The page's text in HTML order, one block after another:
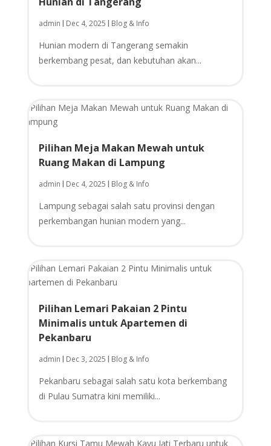
admin Dec 4, 2025 Blog & Info
Hunian modern di Tangerang semakin
berkembang pesat, dan kebutuhan akan...
Pilihan Meja Makan Mewah untuk
Ruang Makan di Lampung
admin Dec 4, 2025 Blog & Info
Lampung sebagai salah satu provinsi dengan
perkembangan hunian modern yang...
Pilihan Lemari Pakaian 2 Pintu
Minimalis untuk Apartemen di
Pekanbaru
admin Dec 3, 2025 Blog & Info
Pekanbaru sebagai salah satu kota berkembang
di Pulau Sumatra kini memiliki...